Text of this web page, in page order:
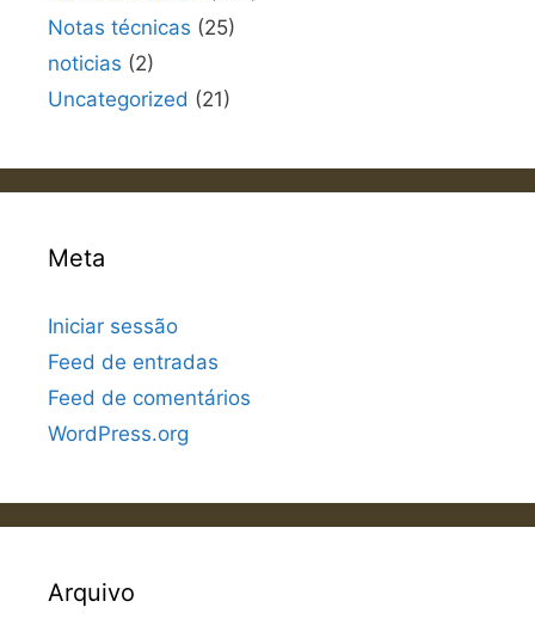
Notas técnicas (25)
noticias (2)
Uncategorized (21)
Meta
Iniciar sessão
Feed de entradas
Feed de comentários
WordPress.org
Arquivo